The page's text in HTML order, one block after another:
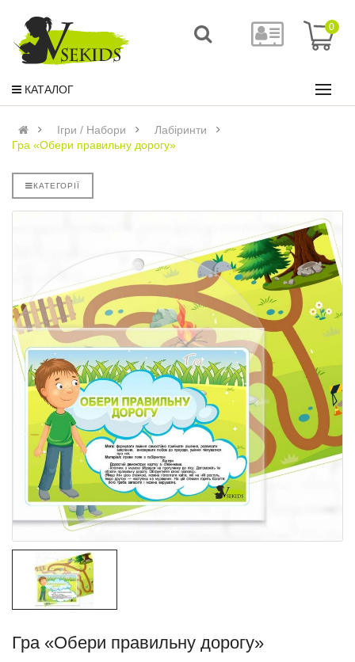
0
КАТАЛОГ
Ігри / Набори
Лабіринти
Гра «Обери правильну дорогу»
КАТЕГОРІЇ
Гра «Обери правильну дорогу»